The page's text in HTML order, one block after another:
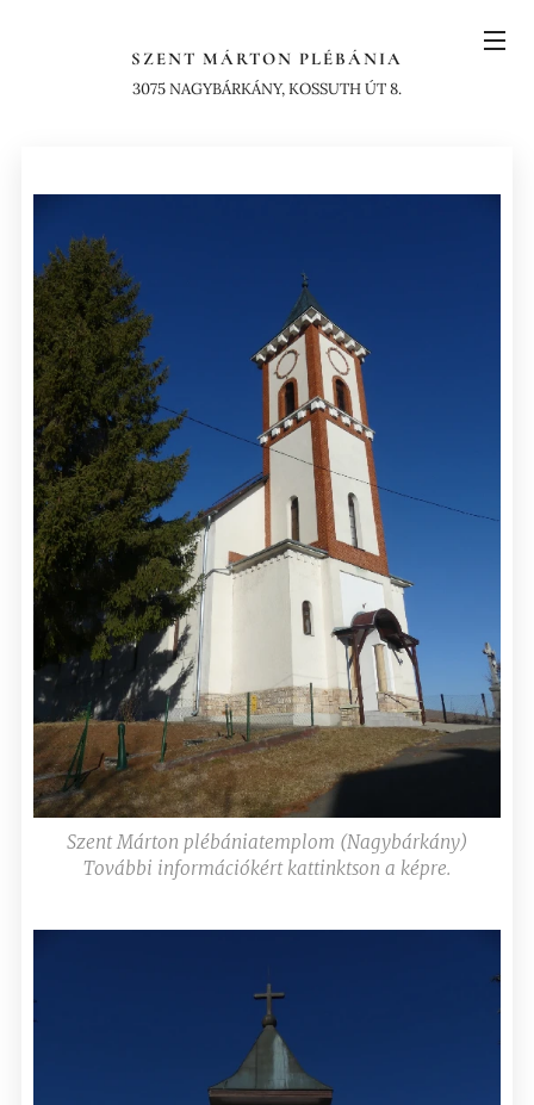
SZENT MÁRTON PLÉBÁNIA
3075 NAGYBÁRKÁNY, KOSSUTH ÚT 8.
Szent Márton plébániatemplom (Nagybárkány)
További információkért kattinktson a képre.